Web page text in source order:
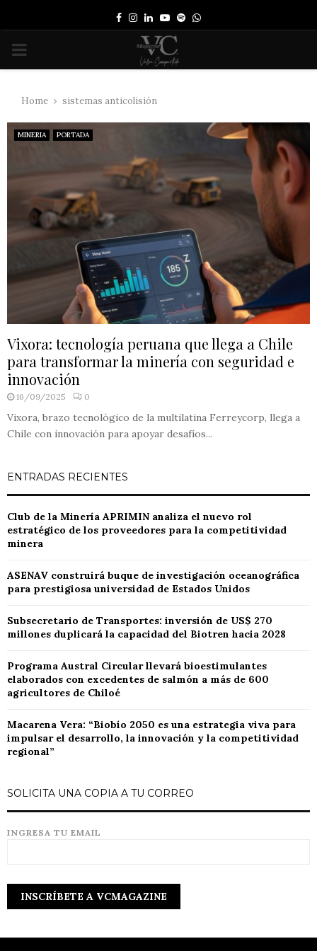
Facebook
Instagram
LinkedinYoutube
SpotifyWhatsapp
PRIMARY
Home sistemas anticolisión
MINERIA PORTADA
Vixora: tecnología peruana que llega a Chile
para transformar la minería con seguridad e
innovación
16/09/2025 0
Vixora, brazo tecnológico de la multilatina Ferreycorp, llega a
Chile con innovación para apoyar desafíos...
ENTRADAS RECIENTES
Club de la Minería APRIMIN analiza el nuevo rol
estratégico de los proveedores para la competitividad
minera
ASENAV construirá buque de investigación oceanográfica
para prestigiosa universidad de Estados Unidos
Subsecretario de Transportes: inversión de US$ 270
millones duplicará la capacidad del Biotren hacia 2028
Programa Austral Circular llevará bioestimulantes
elaborados con excedentes de salmón a más de 600
agricultores de Chiloé
Macarena Vera: “Biobío 2050 es una estrategia viva para
impulsar el desarrollo, la innovación y la competitividad
regional”
SOLICITA UNA COPIA A TU CORREO
INGRESA TU EMAIL